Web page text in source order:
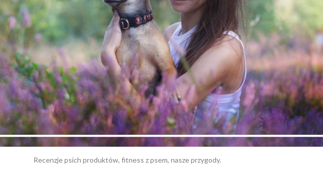
Recenzje psich produktów, fitness z psem, nasze przygody.